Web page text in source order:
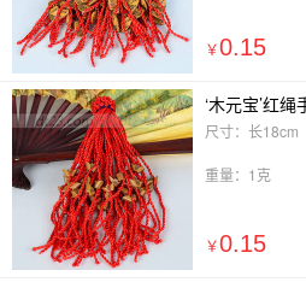
￥0.15
‘木元宝’红绳
尺寸：长18cm
重量：1克
￥0.15